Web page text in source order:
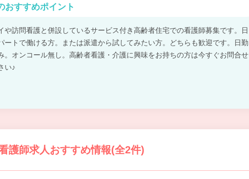
おすすめポイント
や訪問看護と併設しているサービス付き高齢者住宅での看護師募集です。日
ートで働ける方。または派遣から試してみたい方。どちらも歓迎です。日勤
。オンコール無し。高齢者看護・介護に興味をお持ちの方は今すぐお問合せ
い♪
護師求人おすすめ情報(全2件)